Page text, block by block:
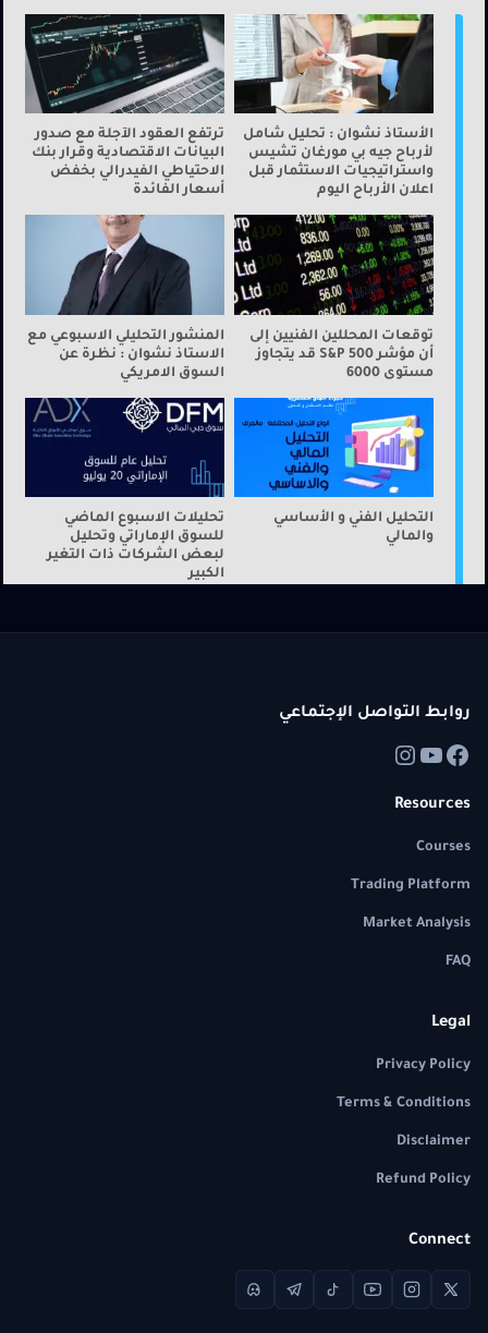
الأستاذ نشوان : تحليل شامل
لأرباح جيه بي مورغان تشيس
واستراتيجيات الاستثمار قبل
اعلان الأرباح اليوم
ترتفع العقود الآجلة مع صدور
البيانات الاقتصادية وقرار بنك
الاحتياطي الفيدرالي بخفض
أسعار الفائدة
توقعات المحللين الفنيين إلى
أن مؤشر S&P 500 قد يتجاوز
مستوى 6000
المنشور التحليلي الاسبوعي مع
الاستاذ نشوان : نظرة عن
السوق الامريكي
التحليل الفني و الأساسي
والمالي
تحليلات الاسبوع الماضي
للسوق الإماراتي وتحليل
لبعض الشركات ذات التغير
الكبير
روابط التواصل الإجتماعي
Resources
Courses
Trading Platform
Market Analysis
FAQ
Legal
Privacy Policy
Terms & Conditions
Disclaimer
Refund Policy
Connect